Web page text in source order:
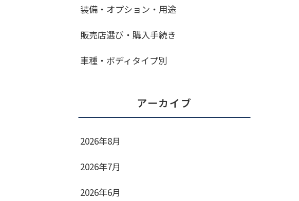
装備・オプション・用途
販売店選び・購入手続き
車種・ボディタイプ別
アーカイブ
2026年8月
2026年7月
2026年6月